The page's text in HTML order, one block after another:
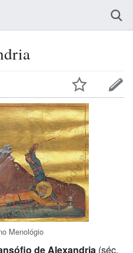
Menológio
de Alexandria (séc.